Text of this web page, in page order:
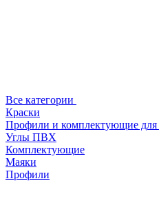
Все категории
Краски
Профили и комплектующие для
Углы ПВХ
Комплектующие
Маяки
Профили